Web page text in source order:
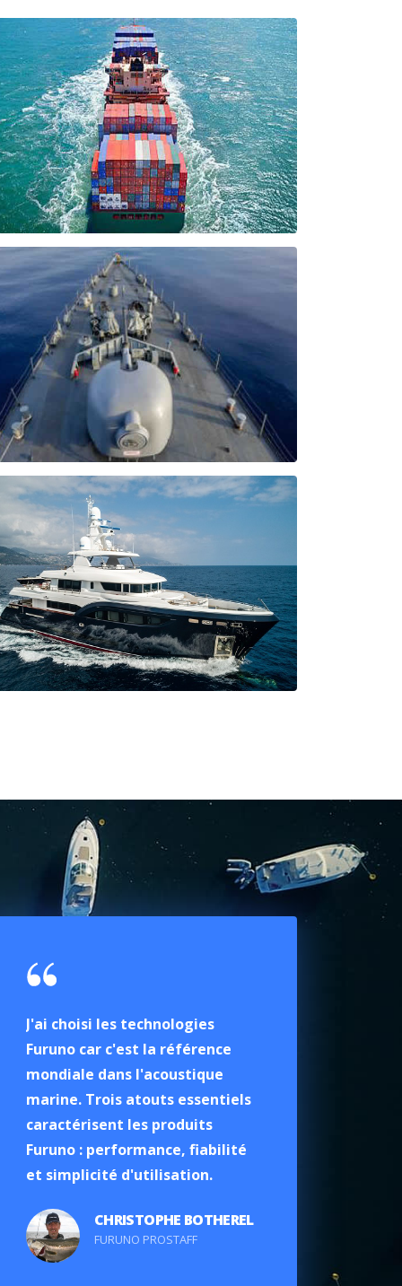
MARINE MARCHANDE
commercialise des systèmes de navigation
intégrés (INS) : ECDIS, RADAR, ARPA, radio, GMDSS,
système de communication satellitaire et tous les
matériels nécessaires aux navires marchands.
DÉFENSE
FURUNO offre une large gamme d'équipements de
et de communication pour les batiments
militaires.
J'ai choisi les technologies
Furuno car c'est la référence
mondiale dans l'acoustique
marine. Trois atouts essentiels
caractérisent les produits
Furuno : performance, fiabilité
et simplicité d'utilisation.
CHRISTOPHE BOTHEREL
FURUNO PROSTAFF
performances et la